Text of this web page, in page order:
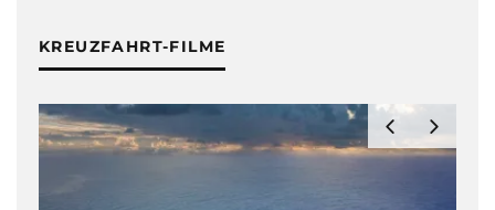
KREUZFAHRT-FILME